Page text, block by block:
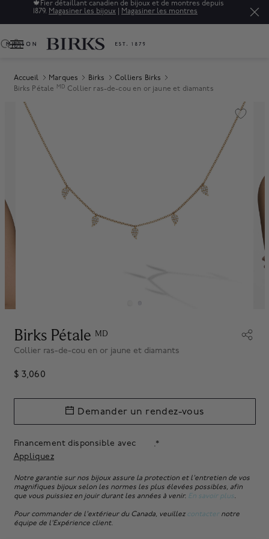
🍁 Fier détaillant canadien de bijoux et de montres depuis
1879. Magasiner les bijoux Magasiner les montres
0
Accueil Marques Birks
Colliers Birks
Birks Pétale
MD Collier ras-de-cou en or jaune et diamants
Product Images
Birks Pétale MD
Collier ras-de-cou en or jaune et diamants
$ 3,060
Financement disponsible avec
.*
Appliquez
Demander un rendez-vous
Notre garantie sur nos bijoux assure la protection et l'entretien de vos
magnifiques bijoux selon les normes les plus élevées possibles, afin
que vous puissiez en jouir durant les années à venir. En savoir plus.
Pour commander de l'extérieur du Canada, veuillez contacternotre
équipe de l'Expérience client.